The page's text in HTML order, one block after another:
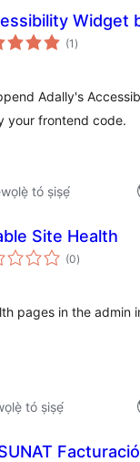
Widget
(1 àpapọ̀
àwọn
)
Adally's
your frontend code.
tó ṣiṣẹ́
Site Health
(0àpapọ̀
àwọn
)
pages in the
tó ṣiṣẹ́